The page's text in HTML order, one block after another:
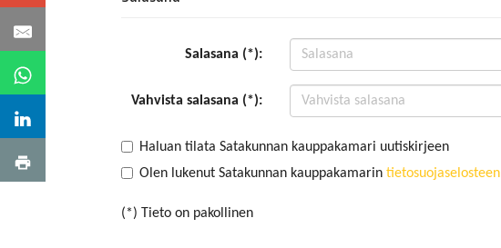
Salasana (*):
Vahvista salasana (*):
Haluan tilata Satakunnan kauppakamari uutiskirjeen
Olen lukenut Satakunnan kauppakamarin tietosuojaselosteen
(*) Tieto on pakollinen